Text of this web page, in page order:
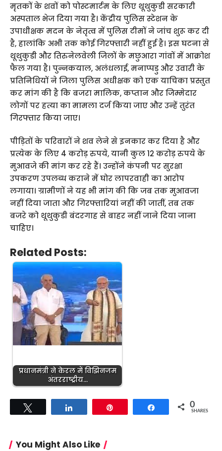
मृतकों के शवों को पोस्टमार्टम के लिए थूथुकुडी सरकारी
अस्पताल भेज दिया गया है। केंद्रीय पुलिस स्टेशन के
उपाधीक्षक मदन के नेतृत्व में पुलिस टीमों ने जांच शुरू कर दी
है, हालांकि अभी तक कोई गिरफ्तारी नहीं हुई है। इस घटना से
थूथुकुडी और तिरुनेलवेली जिलों के मछुआरा गांवों में आक्रोश
फैल गया है। पुन्नकयाल, अलंधलाई, मनाप्पडु और उवारी के
प्रतिनिधियों ने जिला पुलिस अधीक्षक को एक याचिका प्रस्तुत
कर मांग की है कि बजरा मालिक, कप्तान और जिम्मेदार
लोगों पर हत्या का मामला दर्ज किया जाए और उन्हें तुरंत
गिरफ्तार किया जाए।
पीड़ितों के परिवारों ने शव लेने से इनकार कर दिया है और
प्रत्येक के लिए 4 करोड़ रुपये, यानी कुल 12 करोड़ रुपये के
मुआवजे की मांग कर रहे हैं। उन्होंने कंपनी पर सुरक्षा
उपकरण उपलब्ध कराने में घोर लापरवाही का आरोप
लगाया। ग्रामीणों ने यह भी मांग की कि जब तक मुआवजा
नहीं दिया जाता और गिरफ्तारियां नहीं की जातीं, तब तक
बजरे को थूथुकुडी बंदरगाह से बाहर नहीं जाने दिया जाना
चाहिए।
Related Posts:
प्रधानमंत्री ने केरल में विझिनजम
अंतरराष्ट्रीय…
Share 0
SHARES
You Might Also Like